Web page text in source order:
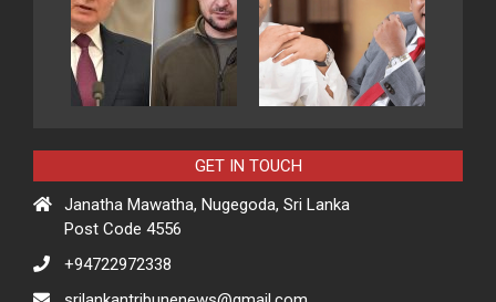
GET IN TOUCH
Janatha Mawatha, Nugegoda, Sri Lanka
Post Code 4556
+94722972338